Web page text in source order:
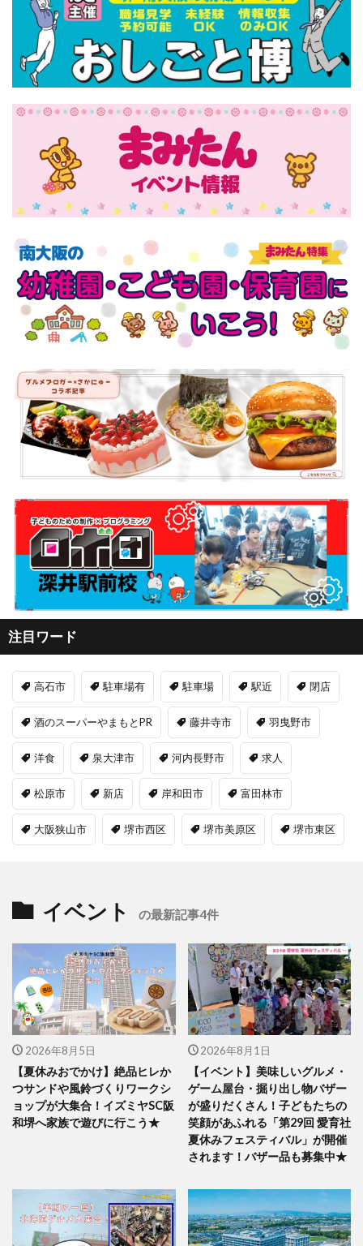
注目ワード
高石市 駐車場有 駐車場 駅近 閉店
酒のスーパーやまもとPR 藤井寺市 羽曳野市
洋食 泉大津市 河内長野市 求人
松原市 新店 岸和田市 富田林市
大阪狭山市 堺市西区 堺市美原区 堺市東区
イベント の最新記事4件
2026年8月5日
【夏休みおでかけ】絶品ヒレか
つサンドや風鈴づくりワークシ
ョップが大集合！イズミヤSC阪
和堺へ家族で遊びに行こう★
2026年8月1日
【イベント】美味しいグルメ・
ゲーム屋台・掘り出し物バザー
が盛りだくさん！子どもたちの
笑顔があふれる「第29回 愛育社
夏休みフェスティバル」が開催
されます！バザー品も募集中★